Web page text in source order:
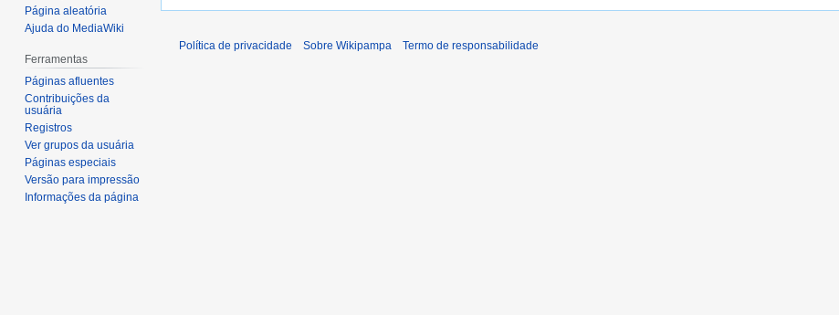
Página aleatória
Ajuda do MediaWiki
Ferramentas
Páginas afluentes
Contribuições da
usuária
Registros
Ver grupos da usuária
Páginas especiais
Versão para impressão
Informações da página
Política de privacidade Sobre Wikipampa Termo de responsabilidade